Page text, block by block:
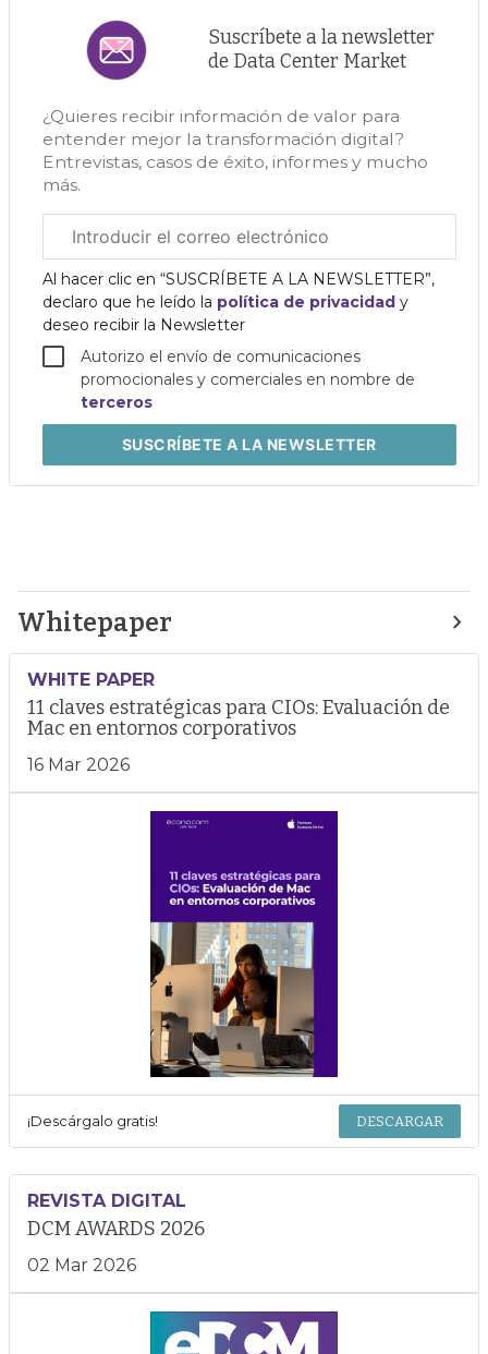
Suscríbete a la newsletter
de Data Center Market
¿Quieres recibir información de valor para
entender mejor la transformación digital?
Entrevistas, casos de éxito, informes y mucho
más.
electrónico
corporativo
Al hacer clic en “SUSCRÍBETE A LA NEWSLETTER”,
declaro que he leído la política de privacidad y
deseo recibir la Newsletter
Autorizo el envío de comunicaciones
promocionales y comerciales en nombre de
terceros
SUSCRÍBETEA LA NEWSLETTER
Whitepaper
WHITE PAPER
11 claves estratégicas para CIOs: Evaluación de
Mac en entornos corporativos
16 Mar 2026
¡Descárgalo gratis! DESCARGAR
REVISTA DIGITAL
DCM AWARDS 2026
02 Mar 2026